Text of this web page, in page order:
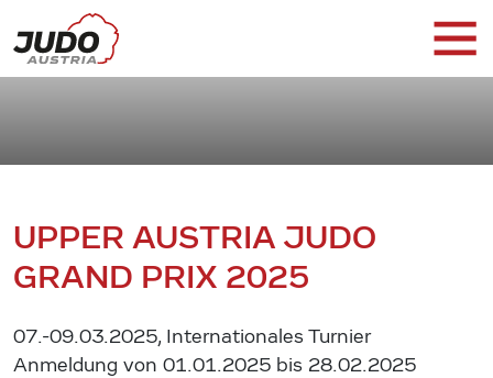
UPPER AUSTRIA JUDO
GRAND PRIX 2025
07.-09.03.2025, Internationales Turnier
Anmeldung von 01.01.2025 bis 28.02.2025